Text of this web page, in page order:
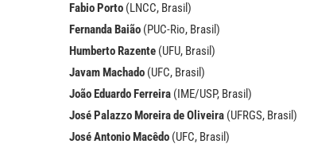
Fabio Porto (LNCC, Brasil)
Fernanda Baião (PUC-Rio, Brasil)
Humberto Razente (UFU, Brasil)
Javam Machado (UFC, Brasil)
João Eduardo Ferreira (IME/USP, Brasil)
José Palazzo Moreira de Oliveira (UFRGS, Brasil)
José Antonio Macêdo (UFC, Brasil)